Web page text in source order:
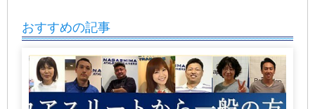
おすすめの記事